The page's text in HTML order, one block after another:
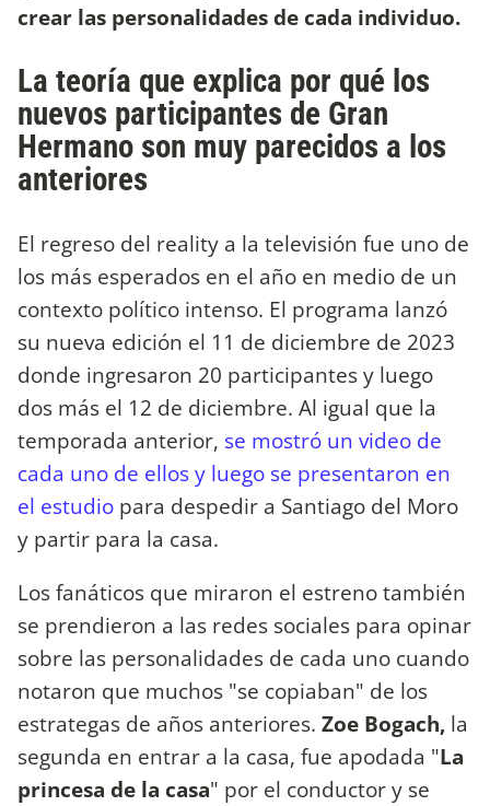
crear las personalidades de cada individuo.
La teoría que explica por qué los
nuevos participantes de Gran
Hermano son muy parecidos a los
anteriores
El regreso del reality a la televisión fue uno de
los más esperados en el año en medio de un
contexto político intenso. El programa lanzó
su nueva edición el 11 de diciembre de 2023
donde ingresaron 20 participantes y luego
dos más el 12 de diciembre. Al igual que la
temporada anterior, se mostró un video de
cada uno de ellos y luego se presentaron en
el estudio para despedir a Santiago del Moro
y partir para la casa.
Los fanáticos que miraron el estreno también
se prendieron a las redes sociales para opinar
sobre las personalidades de cada uno cuando
notaron que muchos "se copiaban" de los
estrategas de años anteriores. Zoe Bogach, la
segunda en entrar a la casa, fue apodada "La
princesa de la casa" por el conductor y se